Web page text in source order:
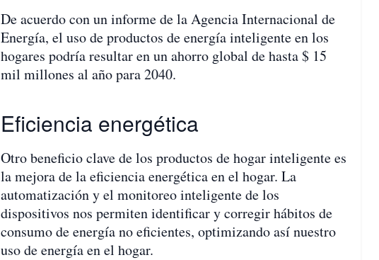
De acuerdo con un informe de la Agencia Internacional de
Energía, el uso de productos de energía inteligente en los
hogares podría resultar en un ahorro global de hasta $ 15
mil millones al año para 2040.
Eficiencia energética
Otro beneficio clave de los productos de hogar inteligente es
la mejora de la eficiencia energética en el hogar. La
automatización y el monitoreo inteligente de los
dispositivos nos permiten identificar y corregir hábitos de
consumo de energía no eficientes, optimizando así nuestro
uso de energía en el hogar.